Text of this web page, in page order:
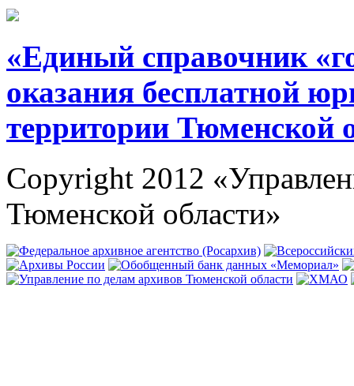
«Единый справочник
оказания бесплатной
территории Тюменской
Copyright 2012
Тюменской области»